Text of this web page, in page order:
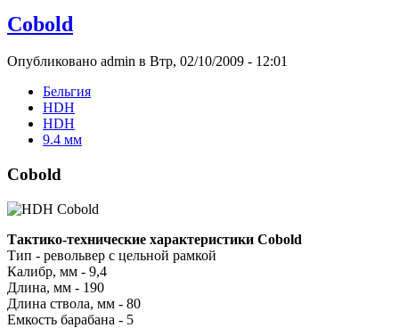
Cobold
Опубликовано admin в Втр, 02/10/2009 - 12:01
Бельгия
HDH
HDH
9.4 мм
Cobold
Тактико-технические характеристики Cobold
Тип - револьвер с цельной рамкой
Калибр, мм - 9,4
Длина, мм - 190
Длина ствола, мм - 80
Емкость барабана - 5